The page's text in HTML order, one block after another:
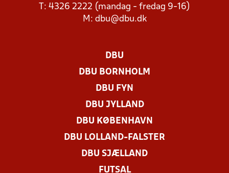
T: 4326 2222 (mandag - fredag 9-16)
M: dbu@dbu.dk
DBU
DBU BORNHOLM
DBU FYN
DBU JYLLAND
DBU KØBENHAVN
DBU LOLLAND-FALSTER
DBU SJÆLLAND
FUTSAL